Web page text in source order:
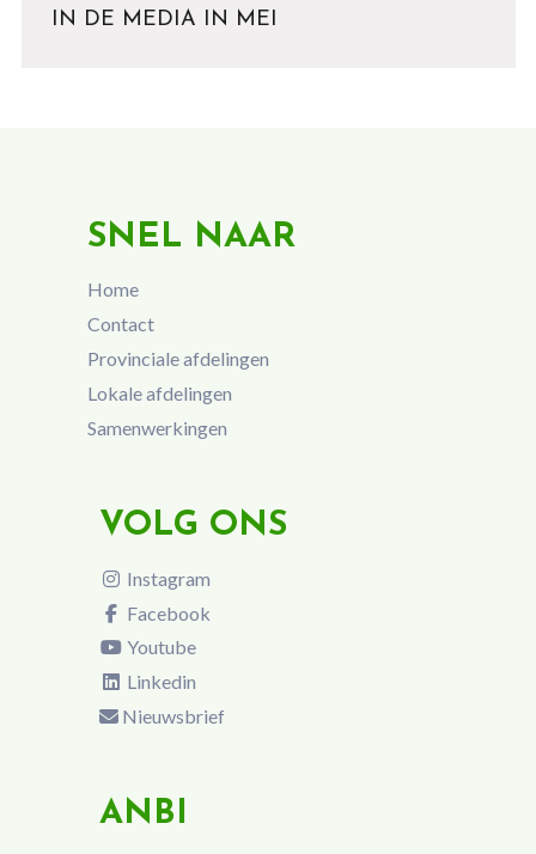
IN DE MEDIA IN MEI
SNEL NAAR
Home
Contact
Provinciale afdelingen
Lokale afdelingen
Samenwerkingen
VOLG ONS
Instagram
Facebook
Youtube
Linkedin
Nieuwsbrief
ANBI